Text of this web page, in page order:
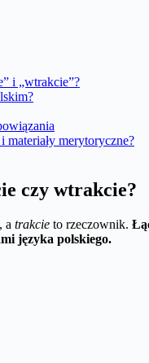
i „wtrakcie”?
materiały merytoryczne?
czy wtrakcie?
a trakcie to rzeczownik.
języka polskiego.